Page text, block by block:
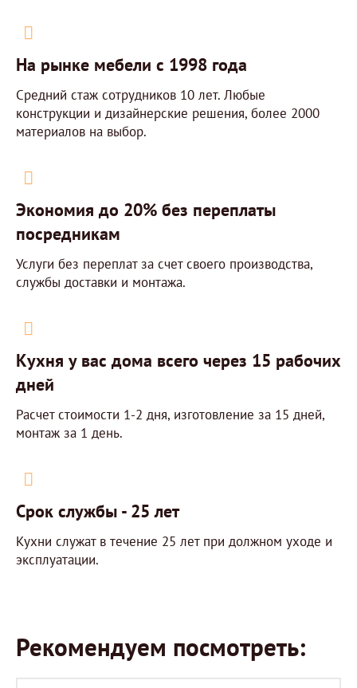
На рынке мебели с 1998 года
Средний стаж сотрудников 10 лет. Любые
конструкции и дизайнерские решения, более 2000
материалов на выбор.
Экономия до 20% без переплаты
посредникам
Услуги без переплат за счет своего производства,
службы доставки и монтажа.
Кухня у вас дома всего через 15 рабочих
дней
Расчет стоимости 1-2 дня, изготовление за 15 дней,
монтаж за 1 день.
Срок службы - 25 лет
Кухни служат в течение 25 лет при должном уходе и
эксплуатации.
Рекомендуем посмотреть: